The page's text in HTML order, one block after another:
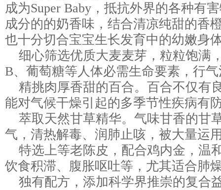
成为Super Baby，抵抗外界的各种有
成分的的奶香味，结合清凉纯甜的香
也十分切合宝宝生长发育中的幼嫩身
细心筛选优质大麦麦芽，粒粒饱满
B、葡萄糖等人体必需生命要素，行
精挑肉厚香甜的百合。百合不仅有
能对气候干燥引起的多季节性疾病有
萃取天然甘草精华。气味甘香的甘
气，清热解毒、润肺止咳，被大量运
特选上等老陈皮，配合鸡内金，温
饮食积滞、腹胀呕吐等，尤其适合肺
独有配方，添加科学界推崇的复合